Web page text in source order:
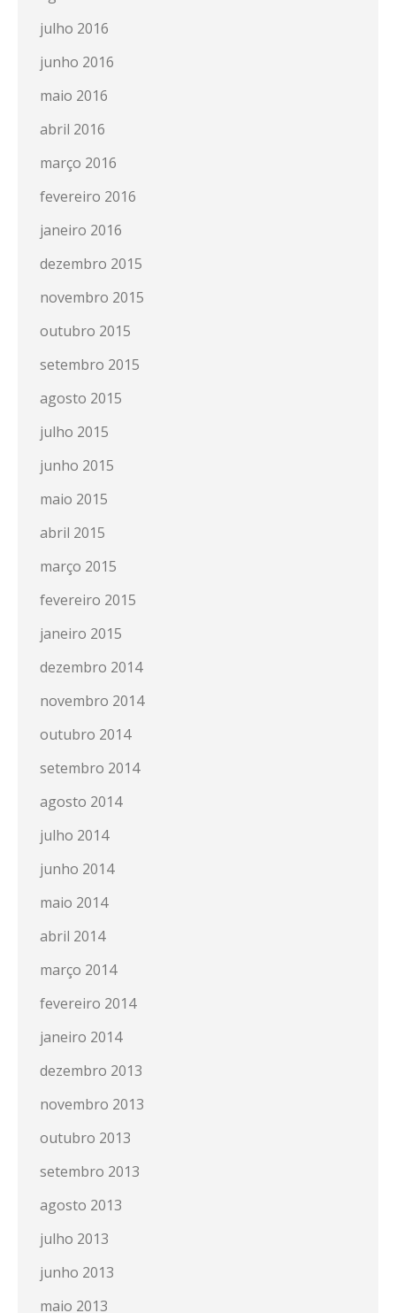
julho 2016
junho 2016
maio 2016
abril 2016
março 2016
fevereiro 2016
janeiro 2016
dezembro 2015
novembro 2015
outubro 2015
setembro 2015
agosto 2015
julho 2015
junho 2015
maio 2015
abril 2015
março 2015
fevereiro 2015
janeiro 2015
dezembro 2014
novembro 2014
outubro 2014
setembro 2014
agosto 2014
julho 2014
junho 2014
maio 2014
abril 2014
março 2014
fevereiro 2014
janeiro 2014
dezembro 2013
novembro 2013
outubro 2013
setembro 2013
agosto 2013
julho 2013
junho 2013
maio 2013